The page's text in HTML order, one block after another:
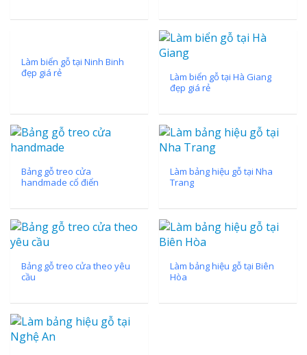
Làm biển gỗ tại Ninh Binh
đẹp giá rẻ
Làm biển gỗ tại Hà Giang
đẹp giá rẻ
Bảng gỗ treo cửa
handmade cổ điển
Làm bảng hiệu gỗ tại Nha
Trang
Bảng gỗ treo cửa theo yêu
cầu
Làm bảng hiệu gỗ tại Biên
Hòa
Nghệ An Đẹp
Thuốc Nghệ An Chuẩn
Làm Hộp
Mỏng Nghệ
Hút